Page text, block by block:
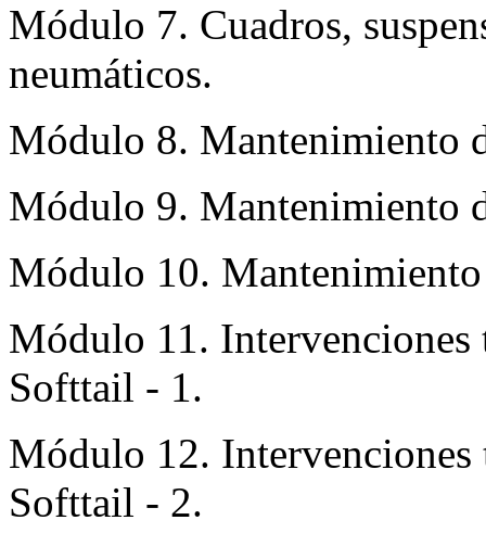
Módulo 7. Cuadros,
neumáticos.
Módulo 8. Mantenimiento
Módulo 9. Mantenimiento
Módulo 10.
Módulo 11. Intervenciones
Softtail - 1.
Módulo 12. Intervenciones
Softtail - 2.